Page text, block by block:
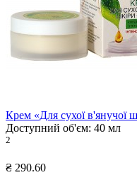
Крем «Для сухої в'янучої
Доступний об'єм: 40 мл
2
₴ 290.60